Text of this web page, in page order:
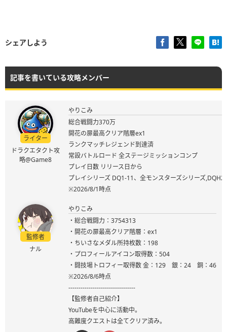
シェアしよう
記事を書いている攻略メンバー
ライター
ドラクエタクト攻
略@Game8
やりこみ
総合戦闘力370万
開花の扉最高クリア階層ex1
ランクマッチレジェンド到達済
常設バトルロード 全ステージミッションコンプ
プレイ日数 リリース日から
プレイシリーズ DQ1-11、全モンスターズシリーズ
※2026/8/1時点
監修者
ナル
やりこみ
・総合戦闘力：3754313
・開花の扉最高クリア階層：ex1
・ちいさなメダル所持枚数：198
・プロフィールアイコン取得数：504
・闘技場トロフィー取得数 金：129 銀：24 銅：46
※2026/8/6時点
---------------------------------
【監修者自己紹介】
YouTubeを中心に活動中。
高難度クエストは全てクリア済み。